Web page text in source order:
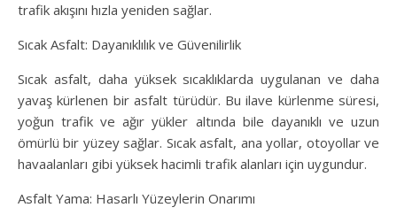
trafik akışını hızla yeniden sağlar.
Sıcak Asfalt: Dayanıklılık ve Güvenilirlik
Sıcak asfalt, daha yüksek sıcaklıklarda uygulanan ve daha
yavaş kürlenen bir asfalt türüdür. Bu ilave kürlenme süresi,
yoğun trafik ve ağır yükler altında bile dayanıklı ve uzun
ömürlü bir yüzey sağlar. Sıcak asfalt, ana yollar, otoyollar ve
havaalanları gibi yüksek hacimli trafik alanları için uygundur.
Asfalt Yama: Hasarlı Yüzeylerin Onarımı